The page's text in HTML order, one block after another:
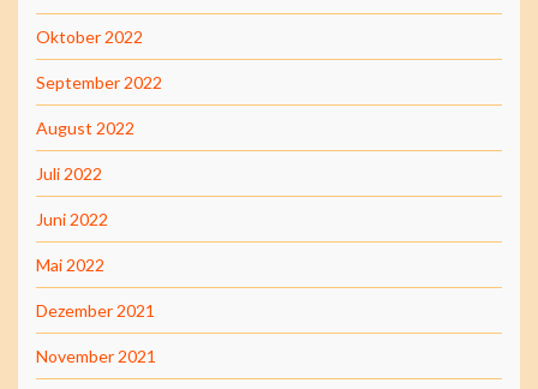
Oktober 2022
September 2022
August 2022
Juli 2022
Juni 2022
Mai 2022
Dezember 2021
November 2021